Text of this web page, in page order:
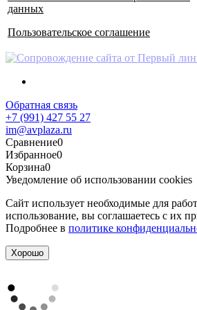
данных
Пользовательское соглашение
Обратная связь
+7 (991) 427 55 27
im@avplaza.ru
Сравнение0
Избранное0
Корзина0
Уведомление об использовании cookies
Сайт использует необходимые для
использование, вы соглашаетесь с их
Подробнее в политике
Хорошо